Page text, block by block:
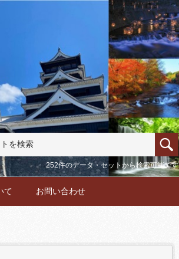
252件のデータ・セットから検索可能です
て お問い合わせ